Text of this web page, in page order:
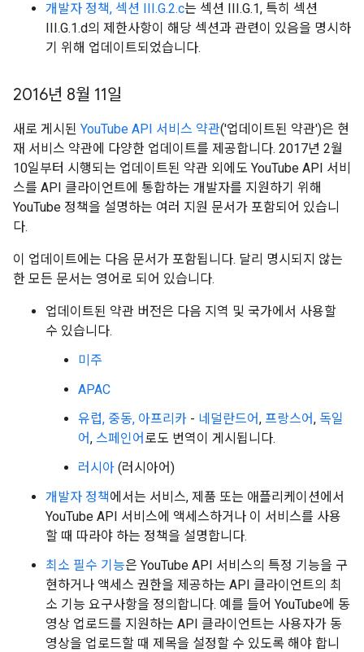
개발자 정책, 섹션 III.G.2.c는 섹션 III.G.1, 특히 섹션
III.G.1.d의 제한사항이 해당 섹션과 관련이 있음을 명시하
기 위해 업데이트되었습니다.
2016년 8월 11일
새로 게시된 YouTube API 서비스 약관('업데이트된 약관')은 현
재 서비스 약관에 다양한 업데이트를 제공합니다. 2017년 2월
10일부터 시행되는 업데이트된 약관 외에도 YouTube API 서비
스를 API 클라이언트에 통합하는 개발자를 지원하기 위해
YouTube 정책을 설명하는 여러 지원 문서가 포함되어 있습니
다.
이 업데이트에는 다음 문서가 포함됩니다. 달리 명시되지 않는
한 모든 문서는 영어로 되어 있습니다.
업데이트된 약관 버전은 다음 지역 및 국가에서 사용할
수 있습니다.
미주
APAC
유럽, 중동, 아프리카 - 네덜란드어, 프랑스어, 독일
어, 스페인어 로도 번역이 게시됩니다.
러시아 (러시아어)
개발자 정책 에서는 서비스, 제품 또는 애플리케이션에서
YouTube API 서비스에 액세스하거나 이 서비스를 사용
할 때 따라야 하는 정책을 설명합니다.
최소 필수 기능은 YouTube API 서비스의 특정 기능을 구
현하거나 액세스 권한을 제공하는 API 클라이언트의 최
소 기능 요구사항을 정의합니다. 예를 들어 YouTube에 동
영상 업로드를 지원하는 API 클라이언트는 사용자가 동
영상을 업로드할 때 제목을 설정할 수 있도록 해야 합니